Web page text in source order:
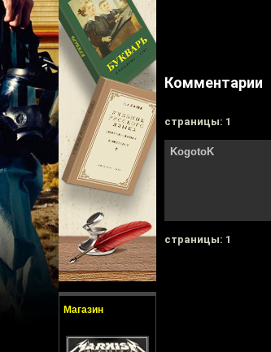
Магазин
Комментарии
cтраницы: 1
KogotoK
cтраницы: 1